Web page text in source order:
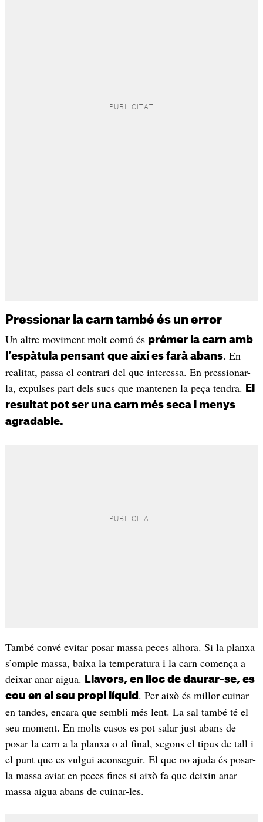
Pressionar la carn també és un error
Un altre moviment molt comú és prémer la carn amb
l’espàtula pensant que així es farà abans. En
realitat, passa el contrari del que interessa. En pressionar-
la, expulses part dels sucs que mantenen la peça tendra.
El
resultat pot ser una carn més seca i menys
agradable.
També convé evitar posar massa peces alhora. Si la planxa
s’omple massa, baixa la temperatura i la carn comença a
deixar anar aigua.
Llavors, en lloc de daurar-se, es
cou en el seu propi líquid . Per això és millor cuinar
en tandes, encara que sembli més lent. La sal també té el
seu moment. En molts casos es pot salar just abans de
posar la carn a la planxa o al final, segons el tipus de tall i
el punt que es vulgui aconseguir. El que no ajuda és posar-
la massa aviat en peces fines si això fa que deixin anar
massa aigua abans de cuinar-les.